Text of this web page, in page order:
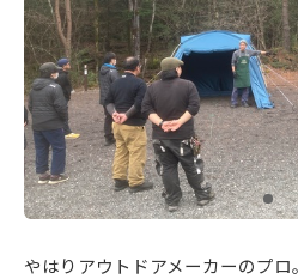
やはりアウトドアメーカーのプロ。